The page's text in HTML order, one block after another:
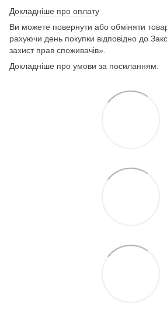
Докладніше про оплату
Ви можете повернути або обміняти
рахуючи день покупки відповідно до
захист прав споживачів».
Докладніше про умови за посиланням